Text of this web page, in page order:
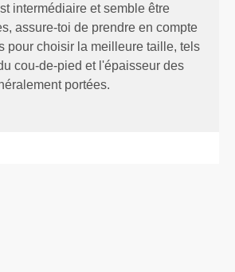
intermédiaire et semble être
assure-toi de prendre en compte
pour choisir la meilleure taille, tels
cou-de-pied et l'épaisseur des
portées.